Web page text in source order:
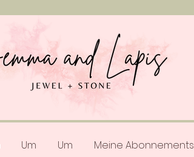
Um Um Meine Abonnements